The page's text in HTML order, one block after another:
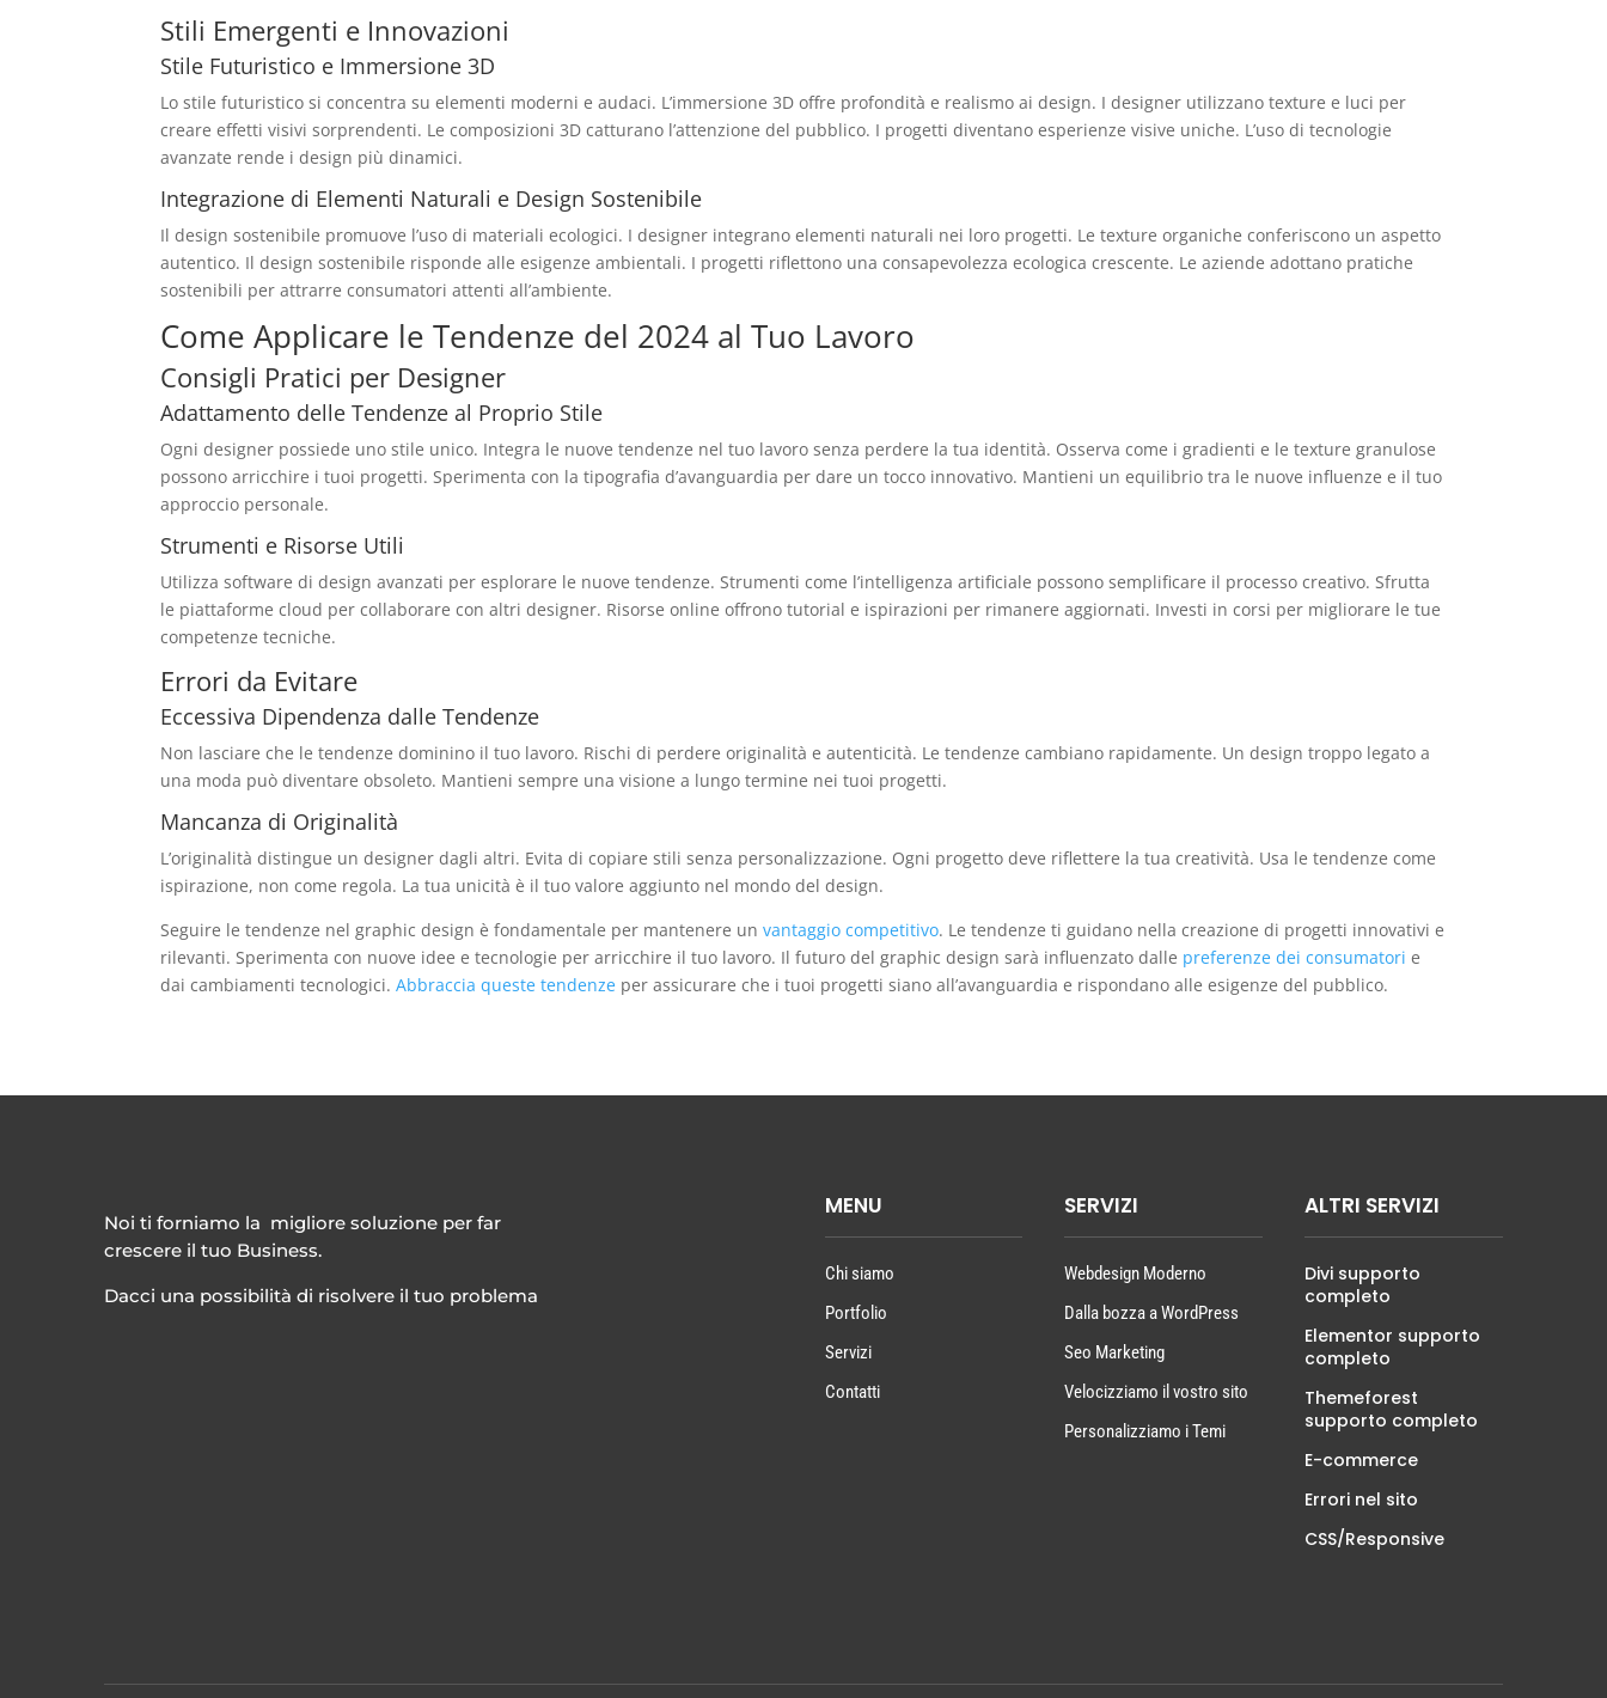
Stili Emergenti e Innovazioni
Stile Futuristico e Immersione 3D
Lo stile futuristico si concentra su elementi moderni e audaci. L’immersione 3D offre profondità e realismo ai design. I designer utilizzano texture e luci per
creare effetti visivi sorprendenti. Le composizioni 3D catturano l’attenzione del pubblico. I progetti diventano esperienze visive uniche. L’uso di tecnologie
avanzate rende i design più dinamici.
Integrazione di Elementi Naturali e Design Sostenibile
Il design sostenibile promuove l’uso di materiali ecologici. I designer integrano elementi naturali nei loro progetti. Le texture organiche conferiscono un aspetto
autentico. Il design sostenibile risponde alle esigenze ambientali. I progetti riflettono una consapevolezza ecologica crescente. Le aziende adottano pratiche
sostenibili per attrarre consumatori attenti all’ambiente.
Come Applicare leTendenze del 2024 al Tuo Lavoro
Consigli Pratici per Designer
Adattamento delle Tendenze al Proprio Stile
Ogni designer possiede uno stile unico. Integra le nuove tendenze nel tuo lavoro senza perdere la tua identità. Osserva come i gradienti e le texture granulose
possono arricchire i tuoi progetti. Sperimenta con la tipografia d’avanguardia per dare un tocco innovativo. Mantieni un equilibrio tra le nuove influenze e il tuo
approccio personale.
Strumenti e Risorse Utili
Utilizza software di design avanzati per esplorare le nuove tendenze. Strumenti come l’intelligenza artificiale possono semplificare il processo creativo. Sfrutta
le piattaforme cloud per collaborare con altri designer. Risorse online offrono tutorial e ispirazioni per rimanere aggiornati. Investi in corsi per migliorare le tue
competenze tecniche.
Errori da Evitare
Eccessiva Dipendenza dalle Tendenze
Non lasciare che le tendenze dominino il tuo lavoro. Rischi di perdere originalità e autenticità. Le tendenze cambiano rapidamente. Un design troppo legato a
una moda può diventare obsoleto. Mantieni sempre una visione a lungo termine nei tuoi progetti.
Mancanza di Originalità
L’originalità distingue un designer dagli altri. Evita di copiare stili senza personalizzazione. Ogni progetto deve riflettere la tua creatività. Usa le tendenze come
ispirazione, non come regola. La tua unicità è il tuo valore aggiunto nel mondo del design.
Seguire le tendenze nel graphic design è fondamentale per mantenere unvantaggio competitivo. Le tendenze ti guidano nella creazione di progetti innovativi e
rilevanti. Sperimenta con nuove idee e tecnologie per arricchire il tuo lavoro. Il futuro del graphic design sarà influenzato dalle preferenze dei consumatori e
dai cambiamenti tecnologici.Abbraccia queste tendenze per assicurare che i tuoi progetti siano all’avanguardia e rispondano alle esigenze del pubblico.
Noi ti forniamo la migliore soluzione per far
crescere il tuo Business.
Dacci una possibilità di risolvere il tuo problema
MENU
Chi siamo
Portfolio
Servizi
Contatti
SERVIZI
Webdesign Moderno
Dalla bozza a WordPress
Seo Marketing
Velocizziamo il vostro sito
Personalizziamo i Temi
ALTRI SERVIZI
Divi supporto
completo
Elementor supporto
completo
Themeforest
supporto completo
E-commerce
Errori nel sito
CSS/Responsive